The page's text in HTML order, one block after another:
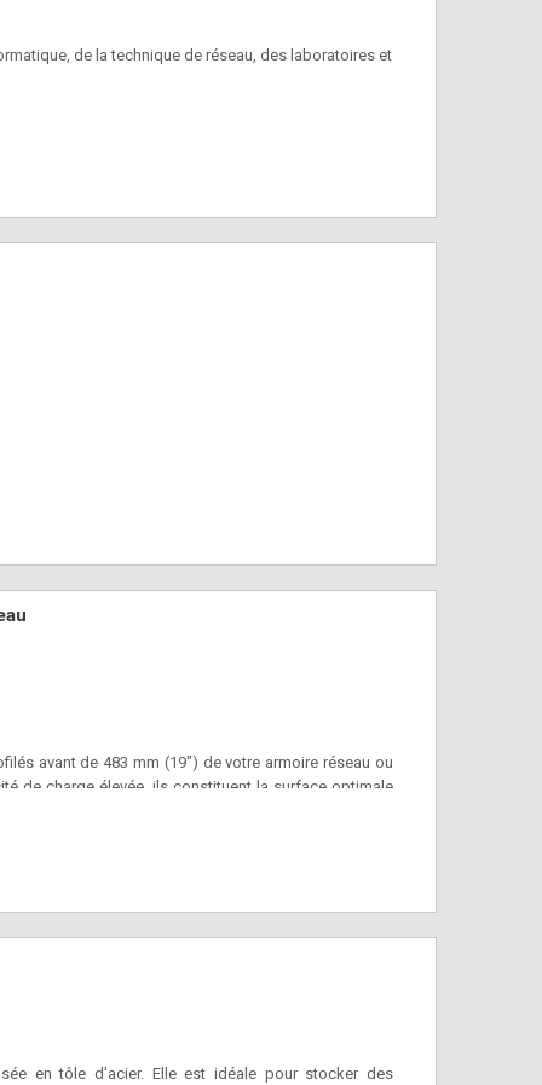
de la technique de réseau, des laboratoires et
ou vers le bas
avant de 483 mm (19") de votre armoire réseau ou
de charge élevée, ils constituent la surface optimale
en tôle d'acier. Elle est idéale pour stocker des